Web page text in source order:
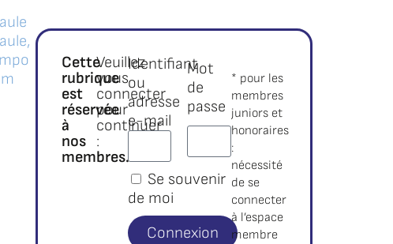
,
Cette
rubrique
est
réservée
à
nos
membres.*
Veuillez
vous
connecter
pour
continuer
:
Identifiant
ou
adresse
e-mail
Mot
de
passe
Se souvenir
de moi
Connexion
* pour les
membres
juniors et
honoraires
:
nécessité
de se
connecter
à l’espace
membre